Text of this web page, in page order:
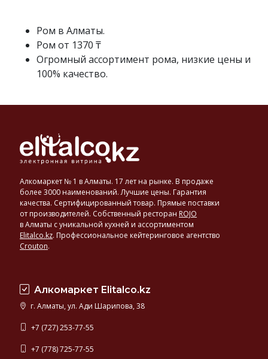
Панаме
Европе
крепкий
напиток
ром.
данном
разделе
предлагаем
самыми
известными
белого
выдержанного
Ром в Алматы.
Ром от 1370 ₸
Огромный ассортимент рома, низкие цены и
100% качество.
Алкомаркет № 1 в Алматы. 17 лет на рынке. В продаже
более 3000 наименований. Лучшие цены. Гарантия
качества. Сертифицированный товар. Прямые поставки
от производителей. Собственный ресторан ROJO
в Алматы с уникальной кухней и ассортиментом
Elitalco.kz. Профессиональное кейтеринговое агентство
Crouton.
Алкомаркет Elitalco.kz
г. Алматы, ул. Ади Шарипова, 38
+7 (727) 253-77-55
+7 (778) 725-77-55